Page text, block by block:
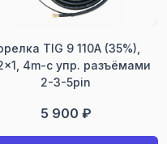
TIG 9 110A (35%),
4m-с упр. разъёмами
2-3-5pin
5 900 ₽